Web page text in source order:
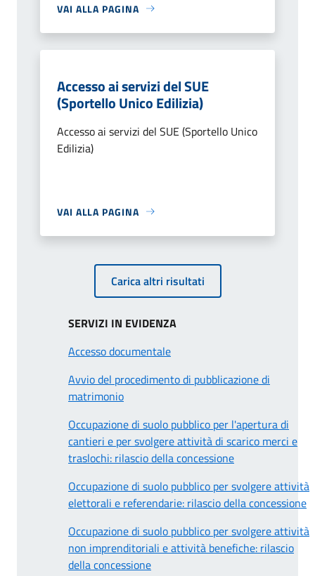
VAI ALLA PAGINA
Accesso ai servizi del SUE
(Sportello Unico Edilizia)
Accesso ai servizi del SUE (Sportello Unico
Edilizia)
VAI ALLA PAGINA
Carica altri risultati
SERVIZI IN EVIDENZA
Accesso documentale
Avvio del procedimento di pubblicazione di
matrimonio
Occupazione di suolo pubblico per l'apertura di
cantieri e per svolgere attività di scarico merci e
traslochi: rilascio della concessione
Occupazione di suolo pubblico per svolgere attività
elettorali e referendarie: rilascio della concessione
Occupazione di suolo pubblico per svolgere attività
non imprenditoriali e attività benefiche: rilascio
della concessione